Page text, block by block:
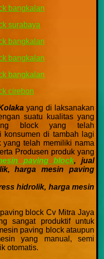
yang di laksanakan
suatu kualitas yang
block yang telah
konsumen di tambah lagi
yang telah memiliki nama
Produsen produk yang
paving block,jual
harga mesin paving
hidrolik, harga mesin
block Cv Mitra Jaya
sangat produktif untuk
paving block ataupun
yang manual, semi
otomatis.